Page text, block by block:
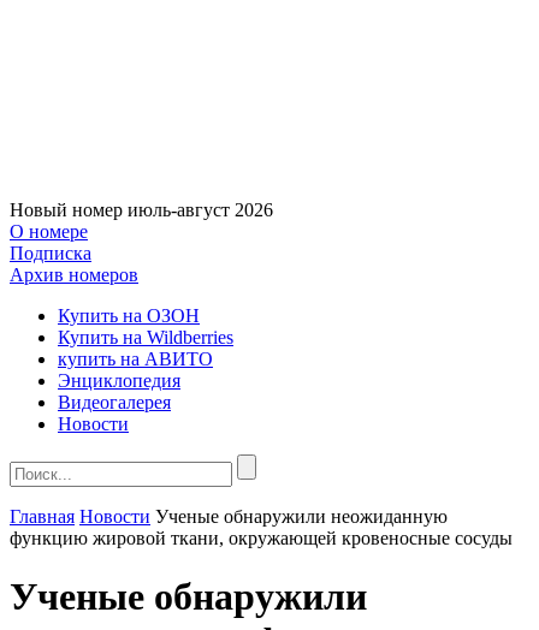
Новый номер июль-август 2026
О номере
Подписка
Архив номеров
Купить на ОЗОН
Купить на Wildberries
купить на АВИТО
Энциклопедия
Видеогалерея
Новости
Главная Новости Ученые обнаружили неожиданную
функцию жировой ткани, окружающей кровеносные сосуды
Ученые обнаружили